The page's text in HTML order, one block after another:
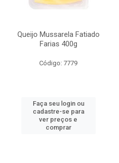
Queijo Mussarela Fatiado
Farias 400g
Código: 7779
Faça seu login ou
cadastre-se para
ver preços e
comprar